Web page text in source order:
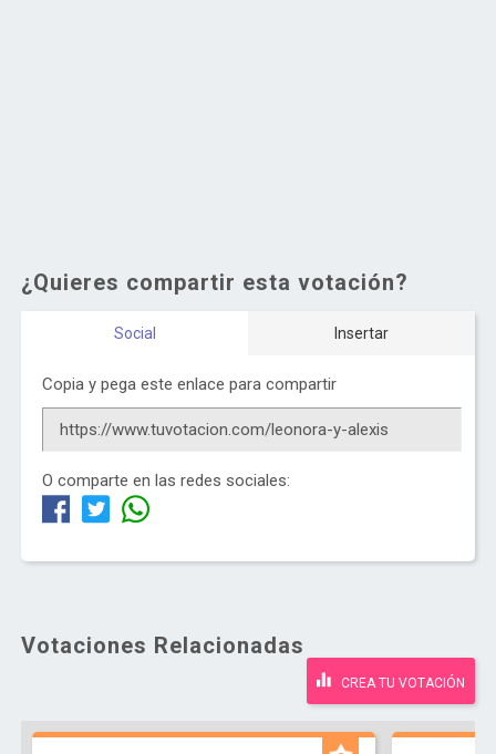
¿Quieres compartir esta votación?
Social Insertar
Copia y pega este enlace para compartir
O comparte en las redes sociales:
Votaciones Relacionadas
CREA TU VOTACIÓN